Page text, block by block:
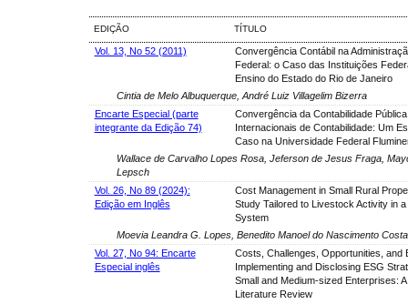
EDIÇÃO TÍTULO
Vol. 13, No 52 (2011)
Convergência Contábil na
Federal: o Caso das Instituições
Ensino do Estado do Rio de Janeiro
Cintia de Melo Albuquerque, André Luiz Villagelim Bizerra
Encarte Especial (parte
integrante da Edição 74)
Convergência da Contabilidade
Internacionais de Contabilidade: Um
Caso na Universidade Federal
Wallace de Carvalho Lopes Rosa, Jeferson de Jesus Fraga,
Lepsch
Vol. 26, No 89 (2024):
Edição em Inglês
Cost Management in Small Rural
Study Tailored to Livestock Activity in a
System
Moevia Leandra G. Lopes, Benedito Manoel do Nascimento Costa
Vol. 27, No 94: Encarte
Especial inglês
Costs, Challenges, Opportunities, and
Implementing and Disclosing ESG
Small and Medium-sized Enterprises:
Literature Review